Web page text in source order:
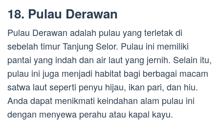
18. Pulau Derawan
Pulau Derawan adalah pulau yang terletak di
sebelah timur Tanjung Selor. Pulau ini memiliki
pantai yang indah dan air laut yang jernih. Selain itu,
pulau ini juga menjadi habitat bagi berbagai macam
satwa laut seperti penyu hijau, ikan pari, dan hiu.
Anda dapat menikmati keindahan alam pulau ini
dengan menyewa perahu atau kapal kayu.